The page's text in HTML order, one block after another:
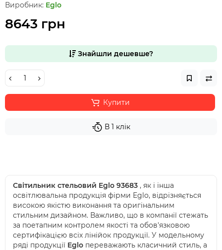
Виробник: Eglo
8643 грн
Знайшли дешевше?
Купити
В 1 клік
Світильник стельовий Eglo 93683 , як і інша
освітлювальна продукція фірми Eglo, відрізняється
високою якістю виконання та оригінальним
стильним дизайном. Важливо, що в компанії стежать
за поетапним контролем якості та обов'язковою
сертифікацією всіх лінійок продукції. У модельному
ряді продукції Eglo переважають класичний стиль, а